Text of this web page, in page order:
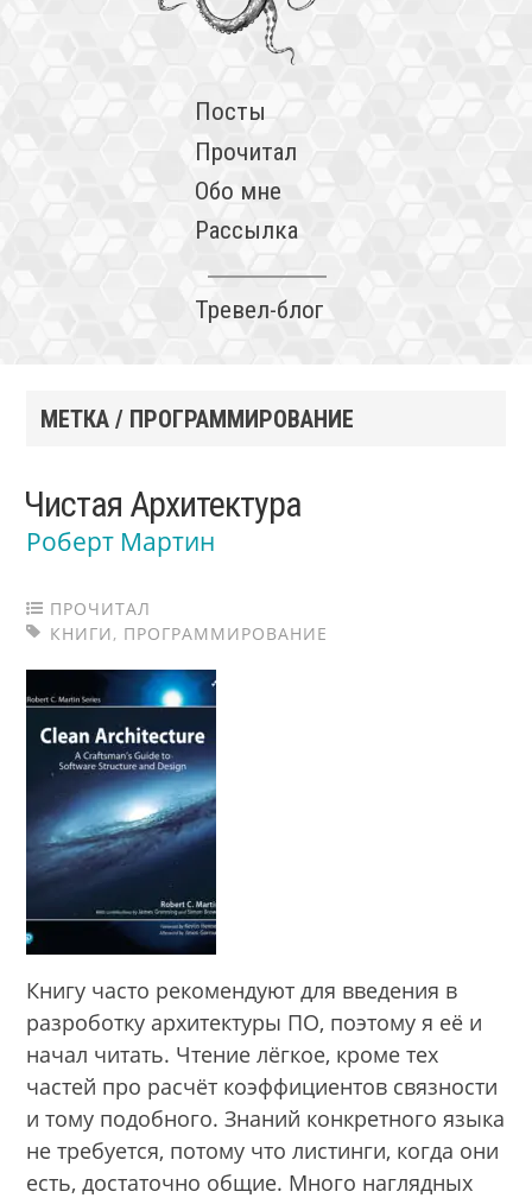
Посты
Прочитал
Обо мне
Рассылка
Тревел-блог
МЕТКА / ПРОГРАММИРОВАНИЕ
Чистая Архитектура
Роберт Мартин
ПРОЧИТАЛ
КНИГИ, ПРОГРАММИРОВАНИЕ
Книгу часто рекомендуют для введения в
разроботку архитектуры ПО, поэтому я её и
начал читать. Чтение лёгкое, кроме тех
частей про расчёт коэффициентов связности
и тому подобного. Знаний конкретного языка
не требуется, потому что листинги, когда они
есть, достаточно общие. Много наглядных